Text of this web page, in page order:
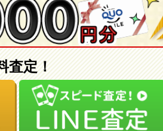
査定！